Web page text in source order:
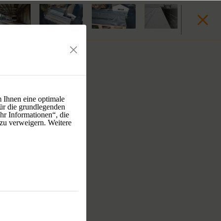
Ihnen eine optimale
die grundlegenden
Informationen“, die
verweigern. Weitere